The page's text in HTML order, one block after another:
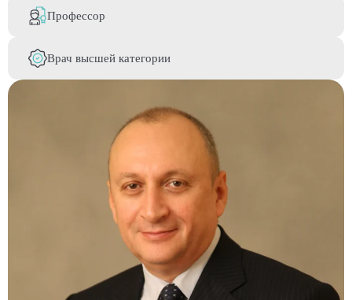
Профессор
Врач высшей категории